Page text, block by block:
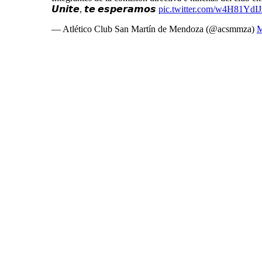
𝙐𝙣𝙞𝙩𝙚, 𝙩𝙚 𝙚𝙨𝙥𝙚𝙧𝙖𝙢𝙤𝙨 pic.twitter.com/
— Atlético Club San Martín de Mendoza (@acsmmza)